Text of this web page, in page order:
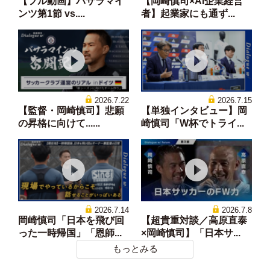
ンツ第1節 vs....
者】起業家にも通ず...
2026.7.22
【監督・岡崎慎司】悲願
の昇格に向けて......
2026.7.15
【単独インタビュー】岡
崎慎司「W杯でトライ...
2026.7.14
岡崎慎司「日本を飛び回
った一時帰国」「恩師...
2026.7.8
【超貴重対談／高原直泰
×岡崎慎司】「日本サ...
もっとみる